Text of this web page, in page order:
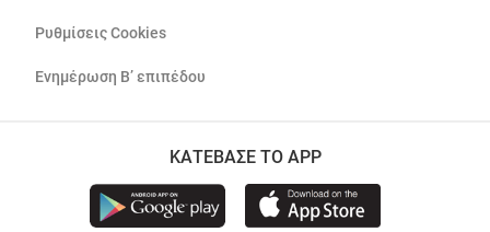
Ρυθμίσεις Cookies
Ενημέρωση Β’ επιπέδου
ΚΑΤΕΒΑΣΕ ΤΟ APP